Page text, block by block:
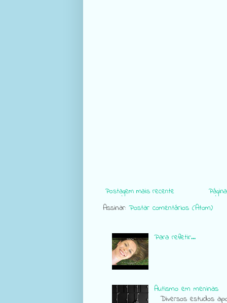
Postagem mais recente
Assinar:Postar comentários (Atom)
Para refletir...
Autismo em meninas
Diversos estudos